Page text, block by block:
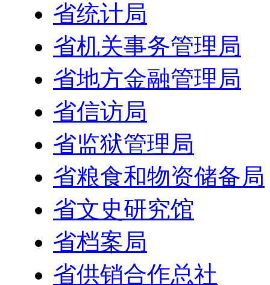
省统计局
省机关事务管理局
省地方金融管理局
省信访局
省监狱管理局
省粮食和物资储备局
省文史研究馆
省档案局
省供销合作总社